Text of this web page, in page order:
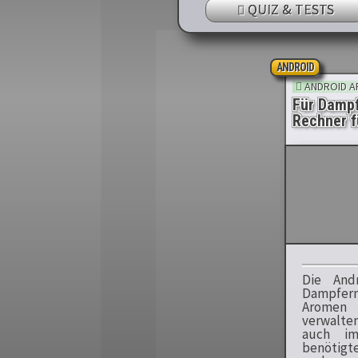
QUIZ & TESTS
ANDROID
ANDROID
Für
Rechner
Die
auch